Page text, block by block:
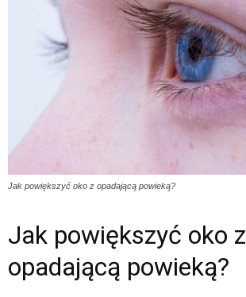
Jak powiększyć oko z opadającą powieką?
Jak powiększyć oko z
opadającą powieką?